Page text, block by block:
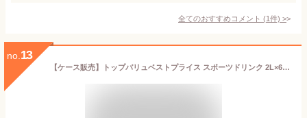
全てのおすすめコメント (1件) >
no. 13
【ケース販売】トップバリュベストプライス スポーツドリンク 2L×6本入